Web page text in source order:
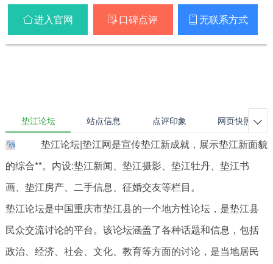
进入官网  口碑点评  无联系方式
垫江论坛 站点信息 点评印象 网页快照 
垫江论坛|垫江网是宣传垫江新成就，展示垫江新面貌
的综合**。内设:垫江新闻、垫江摄影、垫江牡丹、垫江书
画、垫江房产、二手信息、征婚交友等栏目。
垫江论坛是中国重庆市垫江县的一个地方性论坛，是垫江县
民众交流讨论的平台。该论坛涵盖了各种话题和信息，包括
政治、经济、社会、文化、教育等方面的讨论，是当地居民